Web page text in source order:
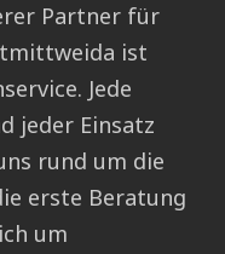
Partner für
ist
Jede
jeder Einsatz
rund um die
erste Beratung
um